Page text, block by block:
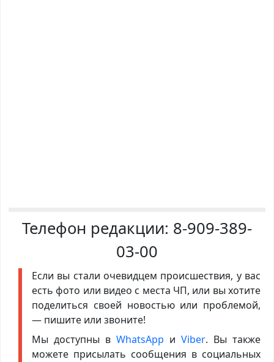
Телефон редакции: 8-909-389-
03-00
Если вы стали очевидцем происшествия, у вас
есть фото или видео с места ЧП, или вы хотите
поделиться своей новостью или проблемой,
— пишите или звоните!
Мы доступны в WhatsApp иViber. Вы также
можете присылать сообщения в социальных